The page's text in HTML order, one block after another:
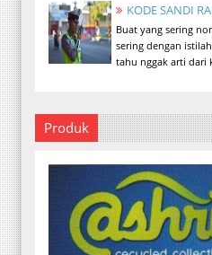
KODE SANDI
Buat yang sering
sering dengan
tahu nggak arti dari
Produk